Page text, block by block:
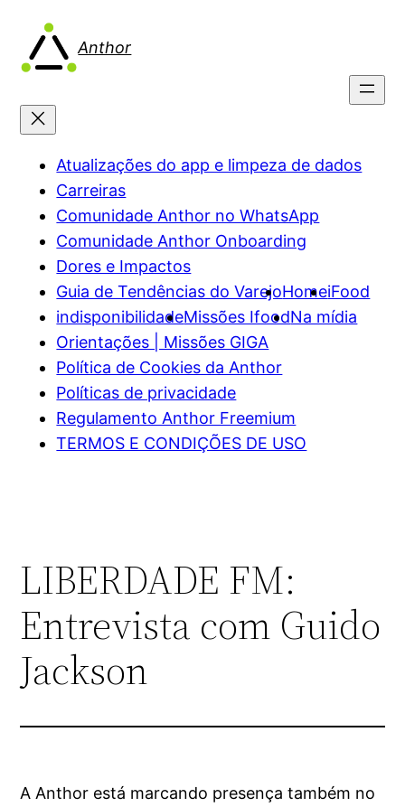
Anthor
Atualizações do app e limpeza de dados
Carreiras
Comunidade Anthor no WhatsApp
Comunidade Anthor Onboarding
Dores e Impactos
Guia de Tendências do VarejoHomeiFood
indisponibilidadeMissões IfoodNa mídia
Orientações | Missões GIGA
Política de Cookies da Anthor
Políticas de privacidade
Regulamento Anthor Freemium
TERMOS E CONDIÇÕES DE USO
LIBERDADE FM:
Entrevista com Guido
Jackson
A Anthor está marcando presença também no